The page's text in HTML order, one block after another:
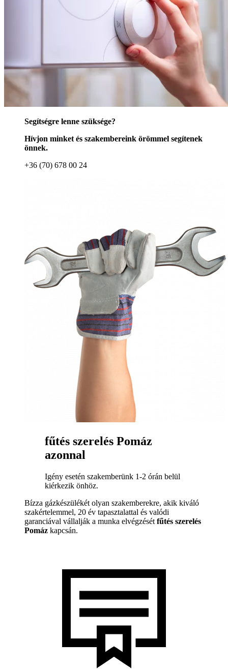
Segítségre lenne szüksége?
Hívjon minket és szakembereink örömmel segítenek
önnek.
+36 (70) 678 00 24
fűtés szerelés Pomáz
azonnal
Igény esetén szakemberünk 1-2 órán belül
kiérkezik önhöz.
Bízza gázkészülékét olyan szakemberekre, akik kiváló
szakértelemmel, 20 év tapasztalattal és valódi
garanciával vállalják a munka elvégzését fűtés szerelés
Pomáz kapcsán.